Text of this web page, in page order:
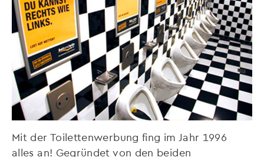
Mit der Toilettenwerbung fing im Jahr 1996
alles an! Gegründet von den beiden